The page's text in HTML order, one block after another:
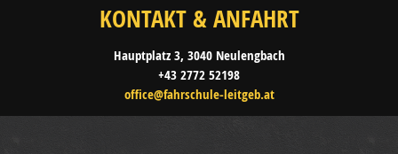
KONTAKT & ANFAHRT
Hauptplatz 3, 3040 Neulengbach
+43 2772 52198
office@fahrschule-leitgeb.at